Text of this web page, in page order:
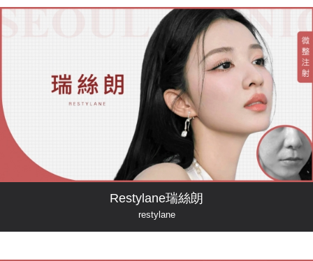
Restylane瑞絲朗
restylane